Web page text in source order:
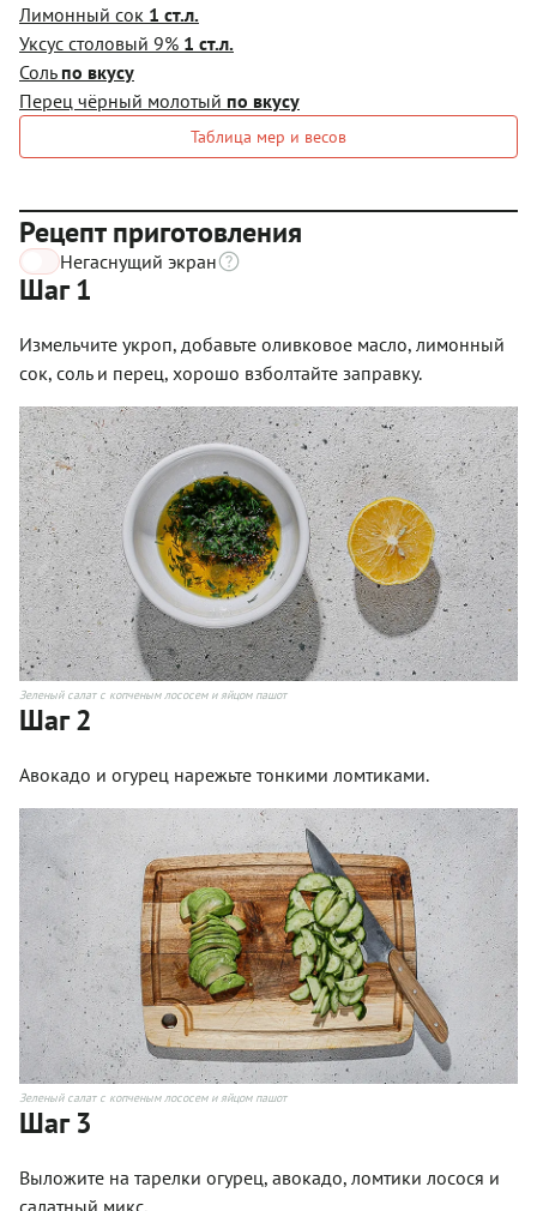
Лимонный сок 1 ст.л.
Уксус столовый 9% 1 ст.л.
Соль по вкусу
Перец чёрный молотый по вкусу
Таблица мер и весов
Рецепт приготовления
Негаснущий экран
Шаг 1
Измельчите укроп, добавьте оливковое масло, лимонный
сок, соль и перец, хорошо взболтайте заправку.
Зеленый салат с копченым лососем и яйцом пашот
Шаг 2
Авокадо и огурец нарежьте тонкими ломтиками.
Зеленый салат с копченым лососем и яйцом пашот
Шаг 3
Выложите на тарелки огурец, авокадо, ломтики лосося и
салатный микс.